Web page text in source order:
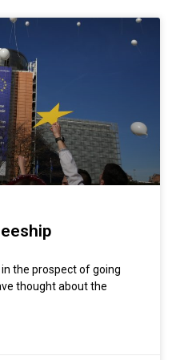
the prospect of going
thought about the